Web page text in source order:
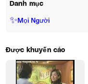
Danh mục
✨Mọi Người
Được khuyến cáo